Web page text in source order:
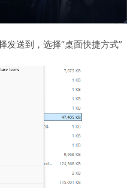
发送到，选择“桌面快捷方式”